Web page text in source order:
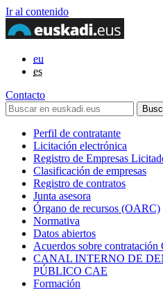
Ir al contenido
eu
es
Contacto
Perfil de contratante
Licitación electrónica
Registro de Empresas
Clasificación de empresas
Registro de contratos
Junta asesora
Órgano de recursos (OARC)
Normativa
Datos abiertos
Acuerdos sobre contratación
CANAL INTERNO DE
PÚBLICO CAE
Formación